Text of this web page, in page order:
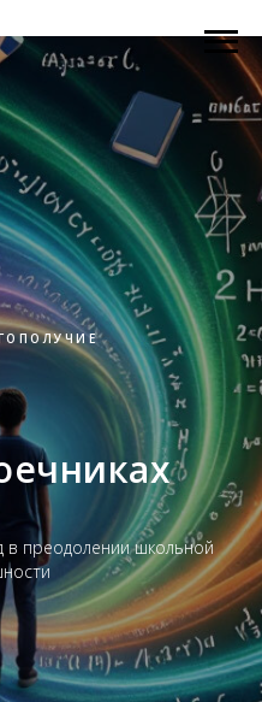
преодолении школьной